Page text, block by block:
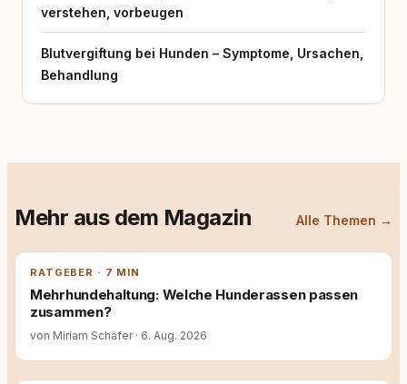
verstehen, vorbeugen
Blutvergiftung bei Hunden – Symptome, Ursachen,
Behandlung
Mehr aus dem Magazin Alle Themen →
RATGEBER · 7 MIN
Mehrhundehaltung: Welche Hunderassen passen
zusammen?
von Miriam Schäfer · 6. Aug. 2026